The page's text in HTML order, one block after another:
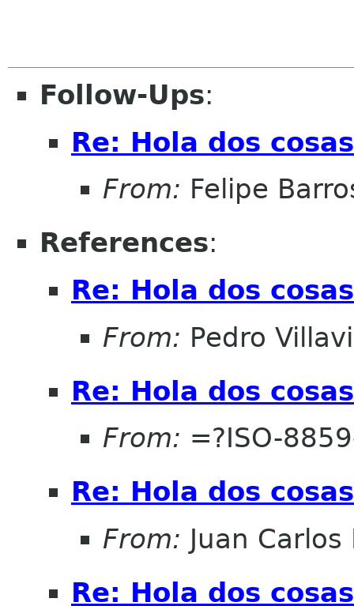
Follow-Ups:
Re: Hola dos
From: Felipe
References:
Re: Hola dos
From: Pedro
Re: Hola dos
From: =?ISO-
Re: Hola dos
From: Juan
Re: Hola dos